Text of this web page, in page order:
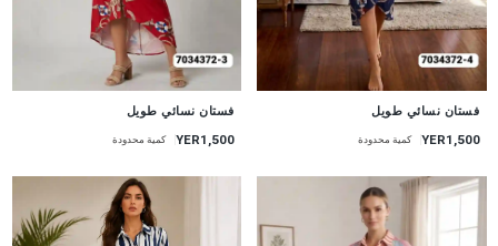
فستان نسائي طويل
YER1,500 كمية محدودة
فستان نسائي طويل
YER1,500 كمية محدودة